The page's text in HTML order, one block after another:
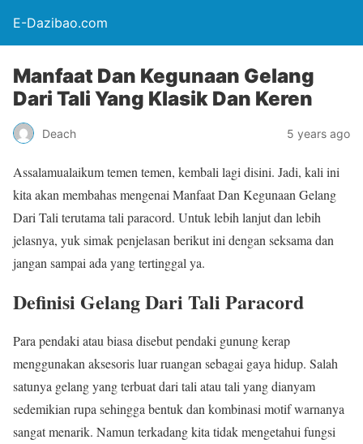
E-Dazibao.com
Manfaat Dan Kegunaan Gelang
Dari Tali Yang Klasik Dan Keren
Deach 5 years ago
Assalamualaikum temen temen, kembali lagi disini. Jadi, kali ini
kita akan membahas mengenai Manfaat Dan Kegunaan Gelang
Dari Tali terutama tali paracord. Untuk lebih lanjut dan lebih
jelasnya, yuk simak penjelasan berikut ini dengan seksama dan
jangan sampai ada yang tertinggal ya.
Definisi Gelang Dari Tali Paracord
Para pendaki atau biasa disebut pendaki gunung kerap
menggunakan aksesoris luar ruangan sebagai gaya hidup. Salah
satunya gelang yang terbuat dari tali atau tali yang dianyam
sedemikian rupa sehingga bentuk dan kombinasi motif warnanya
sangat menarik. Namun terkadang kita tidak mengetahui fungsi